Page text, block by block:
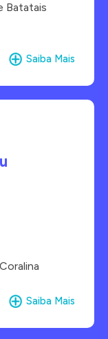
Batatais
Saiba Mais
Saiba Mais